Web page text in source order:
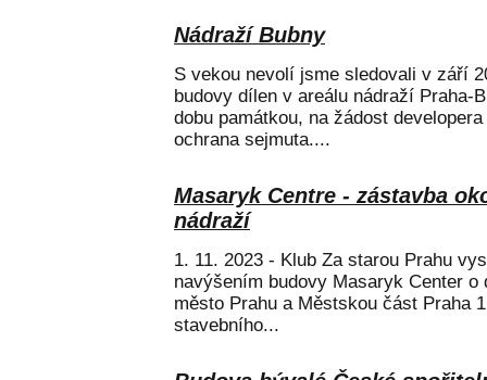
Nádraží Bubny
S vekou nevolí jsme sledovali v září
budovy dílen v areálu nádraží Praha-
dobu památkou, na žádost
ochrana sejmuta....
Masaryk Centre - zástavba
nádraží
1. 11. 2023 - Klub Za starou Prahu
navýšením budovy Masaryk Center
město Prahu a Městskou část Praha
stavebního...